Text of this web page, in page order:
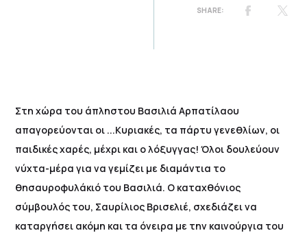
Στη χώρα του άπληστου Βασιλιά Αρπατίλαου
απαγορεύονται οι ...Κυριακές, τα πάρτυ γενεθλίων, οι
παιδικές χαρές, μέχρι και ο λόξυγγας! Όλοι δουλεύουν
νύχτα-μέρα για να γεμίζει με διαμάντια το
θησαυροφυλάκιό του Βασιλιά. Ο καταχθόνιος
σύμβουλός του, Σαυρίλιος Βρισελιέ, σχεδιάζει να
καταργήσει ακόμη και τα όνειρα με την καινούργια του